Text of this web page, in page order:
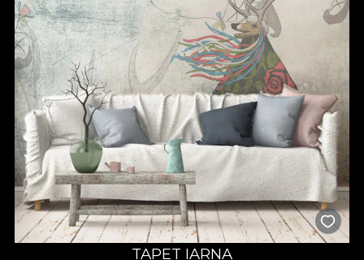
TAPET IARNA